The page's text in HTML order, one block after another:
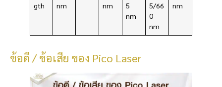
gth
nm
nm
5
nm
5/66
0
nm
nm
ข้อดี / ข้อเสีย ของ Pico Laser